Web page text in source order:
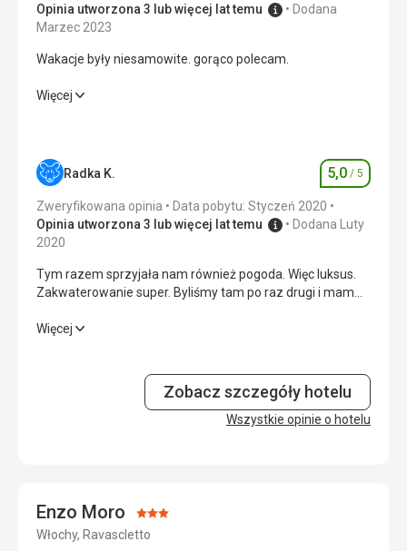
Opinia utworzona 3 lub więcej lat temu
Dodana
Marzec 2023
Wakacje były niesamowite. gorąco polecam.
Wakacje były niesamowite. gorąco polecam.
Zakwaterowanie 4,0/ 5
Usługi
Cena
Więcej
Radka K. Ocena
5,0 / 5
Zweryfikowana opinia
Data pobytu: Styczeń 2020
Opinia utworzona 3 lub więcej lat temu
Dodana Luty
2020
Tym razem sprzyjała nam również pogoda. Więc luksus.
Zakwaterowanie super. Byliśmy tam po raz drugi i mam
Tym razem sprzyjała nam również pogoda. Więc luksus.
5,0 / 5
Cena
Więcej
Zobacz szczegóły hotelu
Wszystkie opinie o hotelu
Enzo Moro Ocena:
3/5
Włochy, Ravascletto